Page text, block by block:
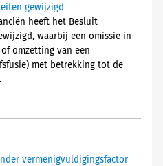
gewijzigd
heeft het Besluit
waarbij een omissie in
omzetting van een
met betrekking tot de
vermenigvuldigingsfactor